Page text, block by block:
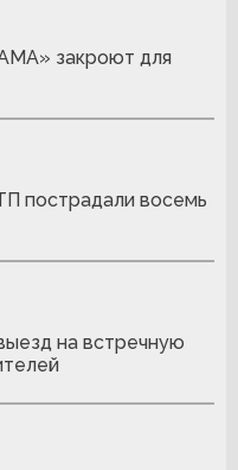
закроют для
пострадали восемь
на встречную